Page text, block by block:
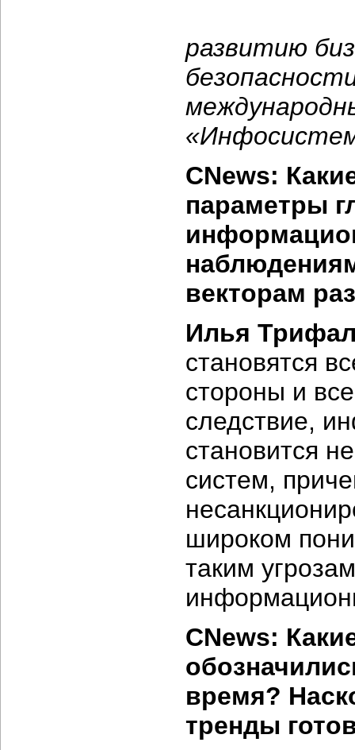
развитию
CNews:
параметры
векторам
Илья
становятся
стороны и
следствие,
становится
систем,
широком
таким
CNews:
время?
тренды